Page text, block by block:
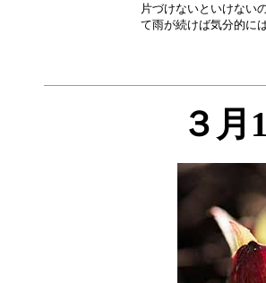
片づけないといけない
３月